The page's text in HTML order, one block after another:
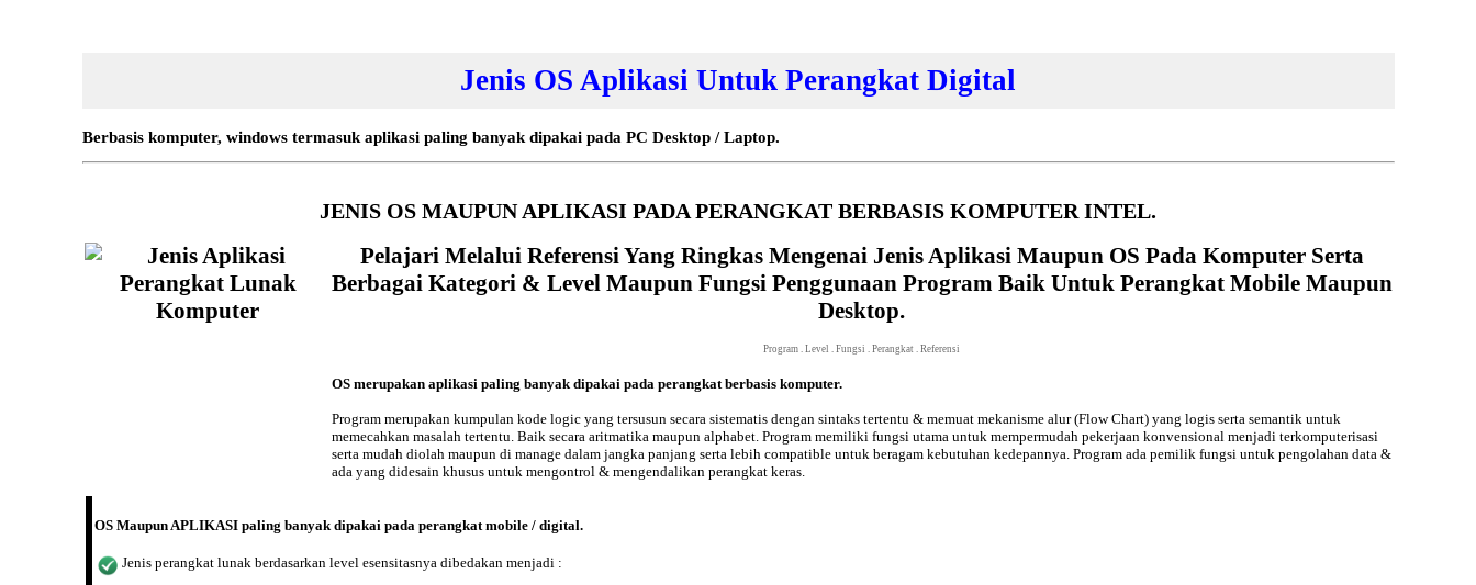
Jenis OS Aplikasi Untuk Perangkat Digital
Berbasis komputer, windows termasuk aplikasi paling banyak dipakai pada PC Desktop / Laptop.
JENIS OS MAUPUN APLIKASI PADA PERANGKAT BERBASIS KOMPUTER INTEL.
Pelajari Melalui Referensi Yang Ringkas Mengenai Jenis Aplikasi Maupun OS Pada Komputer Serta
Berbagai Kategori & Level Maupun Fungsi Penggunaan Program Baik Untuk Perangkat Mobile Maupun
Desktop.
Program Level Fungsi Perangkat Referensi
OS merupakan aplikasi paling banyak dipakai pada perangkat berbasis komputer.
Programmerupakan kumpulan kode logic yang tersusun secara sistematis dengan sintaks tertentu & memuat mekanisme alur (Flow Chart) yang logis serta semantik untuk
memecahkan masalah tertentu. Baik secara aritmatika maupun alphabet. Program memiliki fungsi utama untuk mempermudah pekerjaan konvensional menjadi terkomputerisasi
serta mudah diolah maupun di manage dalam jangka panjang serta lebih compatible untuk beragam kebutuhan kedepannya. Program ada pemilik fungsi untuk pengolahan data &
ada yang didesain khusus untuk mengontrol & mengendalikan perangkat keras.
OS Maupun APLIKASI paling banyak dipakai pada perangkat mobile / digital.
Jenis perangkat lunak berdasarkan level esensitasnya dibedakan menjadi :